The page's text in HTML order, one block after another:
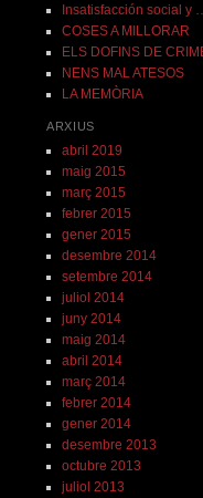
Insatisfacción social y ….
COSES A MILLORAR
ELS DOFINS DE
NENS MAL ATESOS
LA MEMÒRIA
ARXIUS
abril 2019
maig 2015
març 2015
febrer 2015
gener 2015
desembre 2014
setembre 2014
juliol 2014
juny 2014
maig 2014
abril 2014
març 2014
febrer 2014
gener 2014
desembre 2013
octubre 2013
juliol 2013